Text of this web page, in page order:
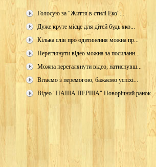
Голосую за "Життя в стилі Еко"...
Дуже круте місце для дітей будь яко...
Кілька слів про одитинення можна пр...
Переглянути відео можна за посиланн...
Можна перегалянути відео, натиснувш...
Вітаємо з перемогою, бажаємо успіхі...
Відео "НАША ПЕРША" Новорічний ранок...